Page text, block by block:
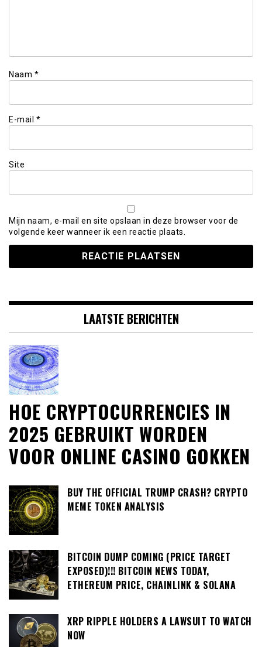
Naam *
E-mail *
Site
Mijn naam, e-mail en site opslaan in deze browser voor de
volgende keer wanneer ik een reactie plaats.
LAATSTE BERICHTEN
HOE CRYPTOCURRENCIES IN
2025 GEBRUIKT WORDEN
VOOR ONLINE CASINO GOKKEN
BUY THE OFFICIAL TRUMP CRASH? CRYPTO
MEME TOKEN ANALYSIS
BITCOIN DUMP COMING (PRICE TARGET
EXPOSED)!!! BITCOIN NEWS TODAY,
ETHEREUM PRICE, CHAINLINK & SOLANA
XRP RIPPLE HOLDERS A LAWSUIT TO WATCH
NOW